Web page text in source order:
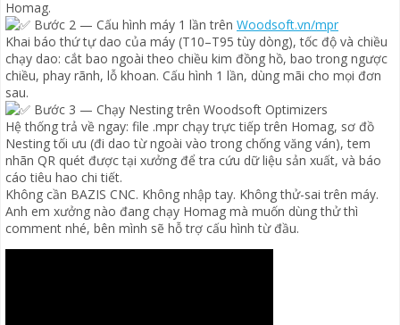
Homag.
Bước 2 — Cấu hình máy 1 lần trên Woodsoft.vn/mpr
Khai báo thứ tự dao của máy (T10–T95 tùy dòng), tốc độ và chiều
chạy dao: cắt bao ngoài theo chiều kim đồng hồ, bao trong ngược
chiều, phay rãnh, lỗ khoan. Cấu hình 1 lần, dùng mãi cho mọi đơn
sau.
Bước 3 — Chạy Nesting trên Woodsoft Optimizers
Hệ thống trả về ngay: file .mpr chạy trực tiếp trên Homag, sơ đồ
Nesting tối ưu (đi dao từ ngoài vào trong chống văng ván), tem
nhãn QR quét được tại xưởng để tra cứu dữ liệu sản xuất, và báo
cáo tiêu hao chi tiết.
Không cần BAZIS CNC. Không nhập tay. Không thử-sai trên máy.
Anh em xưởng nào đang chạy Homag mà muốn dùng thử thì
comment nhé, bên mình sẽ hỗ trợ cấu hình từ đầu.